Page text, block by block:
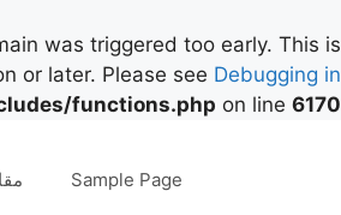
was triggered too early. This is
or later. Please see Debugging in
functions.php on line 6170
Sample Page